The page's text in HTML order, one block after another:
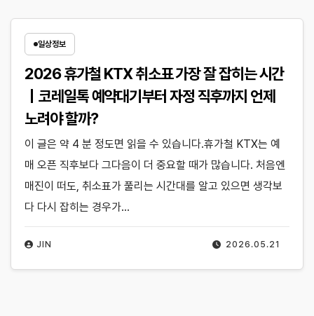
일상정보
2026 휴가철 KTX 취소표 가장 잘 잡히는 시간
｜코레일톡 예약대기부터 자정 직후까지 언제
노려야 할까?
2026.05.21
JIN
이 글은 약 4 분 정도면 읽을 수 있습니다.휴가철 KTX는 예
매 오픈 직후보다 그다음이 더 중요할 때가 많습니다. 처음엔
매진이 떠도, 취소표가 풀리는 시간대를 알고 있으면 생각보
다 다시 잡히는 경우가…